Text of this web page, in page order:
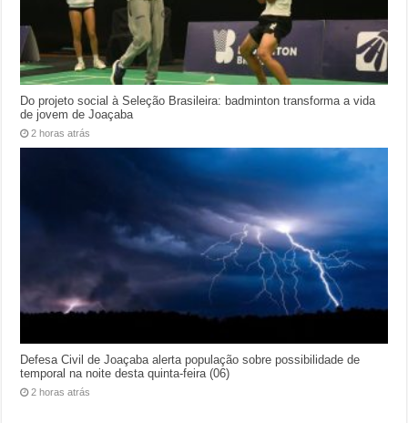
Do projeto social à Seleção Brasileira: badminton transforma a vida
de jovem de Joaçaba
2 horas atrás
Defesa Civil de Joaçaba alerta população sobre possibilidade de
temporal na noite desta quinta-feira (06)
2 horas atrás